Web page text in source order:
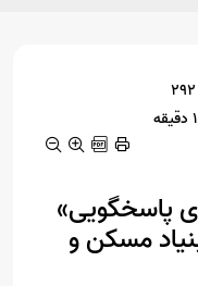
پاسخگویی»
مسکن و